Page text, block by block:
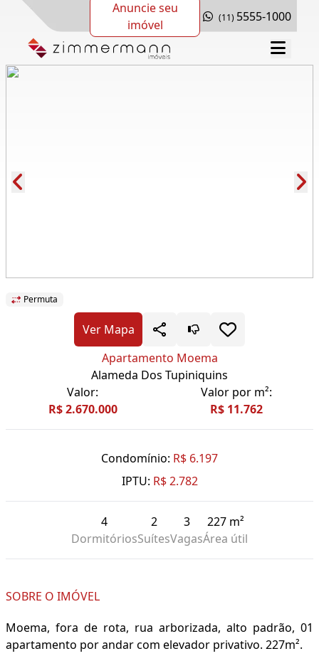
Anuncie seu
imóvel
(11) 5555-1000
Permuta
Ver Mapa
Apartamento Moema
Alameda Dos Tupiniquins
Valor:
R$ 2.670.000
Valor por m²:
R$ 11.762
Condomínio: R$ 6.197
IPTU: R$ 2.782
4
Dormitórios
2
Suítes
3
Vagas
227 m²
Área útil
SOBRE O IMÓVEL
Moema, fora de rota, rua arborizada, alto padrão, 01
apartamento por andar com elevador privativo. 227m².